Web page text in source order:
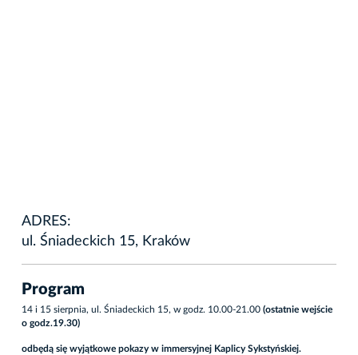
ADRES:
ul. Śniadeckich 15, Kraków
Program
14 i 15 sierpnia, ul. Śniadeckich 15, w godz. 10.00-21.00 (ostatnie wejście
o godz.19.30)
odbędą się wyjątkowe pokazy w immersyjnej Kaplicy Sykstyńskiej.